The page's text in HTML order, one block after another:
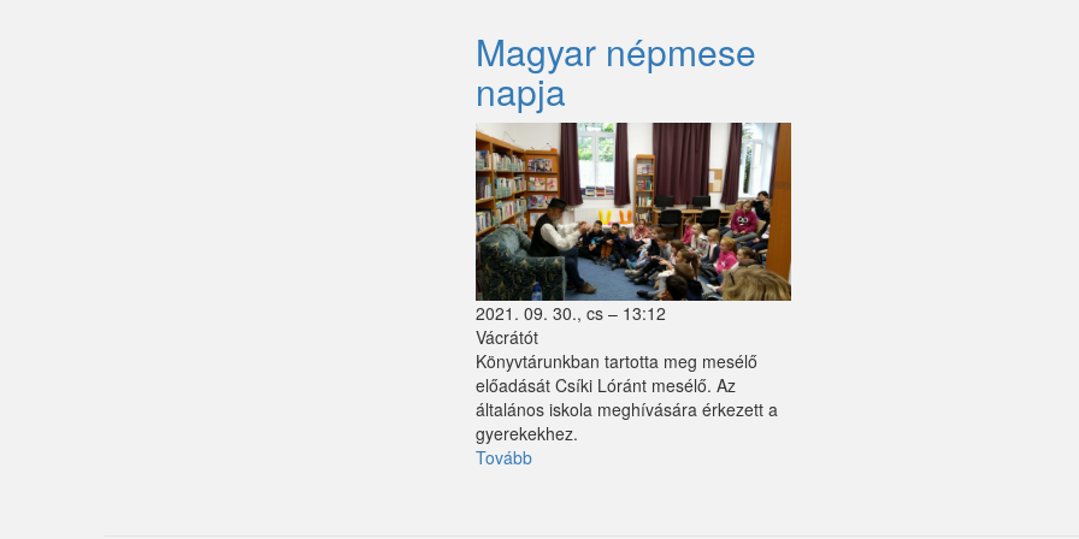
Magyar népmese
napja
2021. 09. 30., cs – 13:12
Vácrátót
Könyvtárunkban tartotta meg mesélő
előadását Csíki Lóránt mesélő. Az
általános iskola meghívására érkezett a
gyerekekhez.
Tovább(Magyar